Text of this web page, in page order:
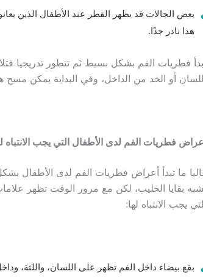
بعض الحالات قد يظهر الفطر عند الأطفال الذين
هذا نادر جدًا.
فطريات الفم بشكل بسيط ثم تتطور تدريجيا
أو الخد من الداخل، وفي البداية يمكن مسح
فطريات الفم لدى الأطفال التي يجب الانتباه
ما تبدأ أعراض فطريات الفم لدى الأطفال
بقايا الحليب، لكن مع مرور الوقت تظهر
يجب الانتباه لها:
بقع بيضاء داخل الفم تظهر على اللسان، واللثة،